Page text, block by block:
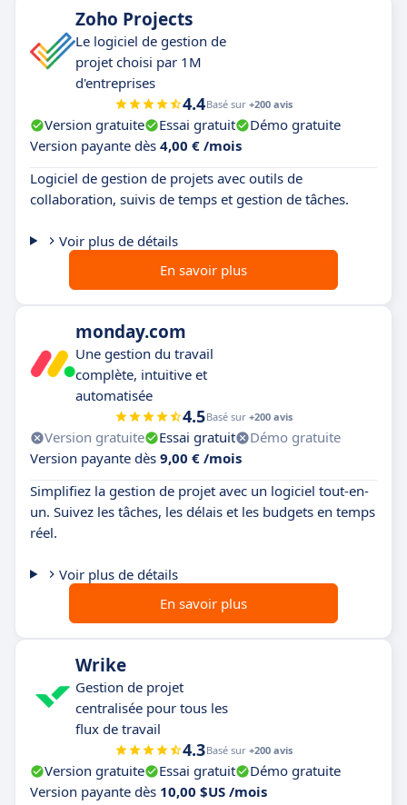
Zoho Projects
Le logiciel de gestion de
projet choisi par 1M
d'entreprises
4.4Basé sur +200 avis
Version gratuite Essai gratuit
Démo gratuite
Version payante dès 4,00 € /mois
Logiciel de gestion de projets avec outils de
collaboration, suivis de temps et gestion de tâches.
Voir plus de détails
En savoir plus
monday.com
Une gestion du travail
complète, intuitive et
automatisée
4.5Basé sur +200 avis
Version gratuite Essai gratuit
Démo gratuite
Version payante dès 9,00 € /mois
Simplifiez la gestion de projet avec un logiciel tout-en-
un. Suivez les tâches, les délais et les budgets en temps
réel.
Voir plus de détails
En savoir plus
Wrike
Gestion de projet
centralisée pour tous les
flux de travail
4.3Basé sur +200 avis
Version gratuite Essai gratuit
Démo gratuite
Version payante dès 10,00 $US /mois